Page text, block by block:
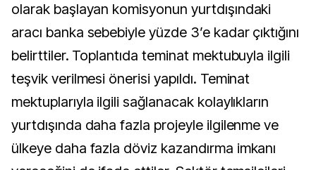
olarak başlayan komisyonun yurtdışındaki
aracı banka sebebiyle yüzde 3’e kadar çıktığını
belirttiler. Toplantıda teminat mektubuyla ilgili
teşvik verilmesi önerisi yapıldı. Teminat
mektuplarıyla ilgili sağlanacak kolaylıkların
yurtdışında daha fazla projeyle ilgilenme ve
ülkeye daha fazla döviz kazandırma imkanı